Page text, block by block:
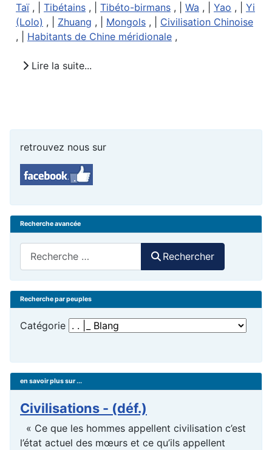
Taï, | Tibétains , | Tibéto-birmans , | Wa , | Yao , | Yi
(Lolo) , | Zhuang , | Mongols , | Civilisation Chinoise
, | Habitants de Chine méridionale ,
Lire la suite...
retrouvez nous sur
Recherche avancée
Rechercher
Recherche par peuples
Catégorie
en savoir plus sur ...
Civilisations - (déf.)
« Ce que les hommes appellent civilisation c’est
l’état actuel des mœurs et ce qu’ils appellent